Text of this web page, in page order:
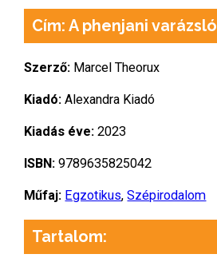
Cím: A phenjani varázsló
Szerző: Marcel Theorux
Kiadó: Alexandra Kiadó
Kiadás éve: 2023
ISBN: 9789635825042
Műfaj: Egzotikus,Szépirodalom
Tartalom: